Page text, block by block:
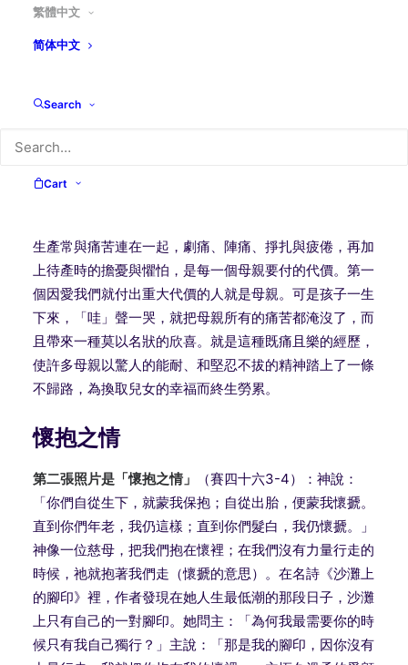
繁體中文
简体中文
Search
Cart
第一張是「生產之痛」
引用這段經文來指明是彌賽亞耶穌基督。母親以自己的身
道，忍受十字架的苦楚，叫一切相信祂的人可以得著新的
生產常與痛苦連在一起，劇痛、陣痛、掙扎與疲倦，再加
上待產時的擔憂與懼怕，是每一個母親要付的代價。第一
個因愛我們就付出重大代價的人就是母親。可是孩子一生
下來，「哇」聲一哭，就把母親所有的痛苦都淹沒了，而
且帶來一種莫以名狀的欣喜。就是這種既痛且樂的經歷，
使許多母親以驚人的能耐、和堅忍不拔的精神踏上了一條
不歸路，為換取兒女的幸福而終生勞累。
懷抱之情
第二張照片是「懷抱之情」
（賽四十六3-4）：神說：
「你們自從生下，就蒙我保抱；自從出胎，便蒙我懷搋。
直到你們年老，我仍這樣；直到你們髮白，我仍懷搋。」
神像一位慈母，把我們抱在懷裡；在我們沒有力量行走的
時候，祂就抱著我們走（懷搋的意思）。在名詩《沙灘上
的腳印》裡，作者發現在她人生最低潮的那段日子，沙灘
上只有自己的一對腳印。她問主：「為何我最需要你的時
候只有我自己獨行？」主說：「那是我的腳印，因你沒有